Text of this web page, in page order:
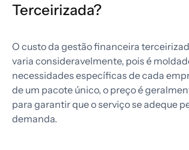
Terceirizada?
O custo da gestão financeira
varia consideravelmente, pois é
necessidades específicas de cada
de um pacote único, o preço é
para garantir que o serviço se adeque
demanda.